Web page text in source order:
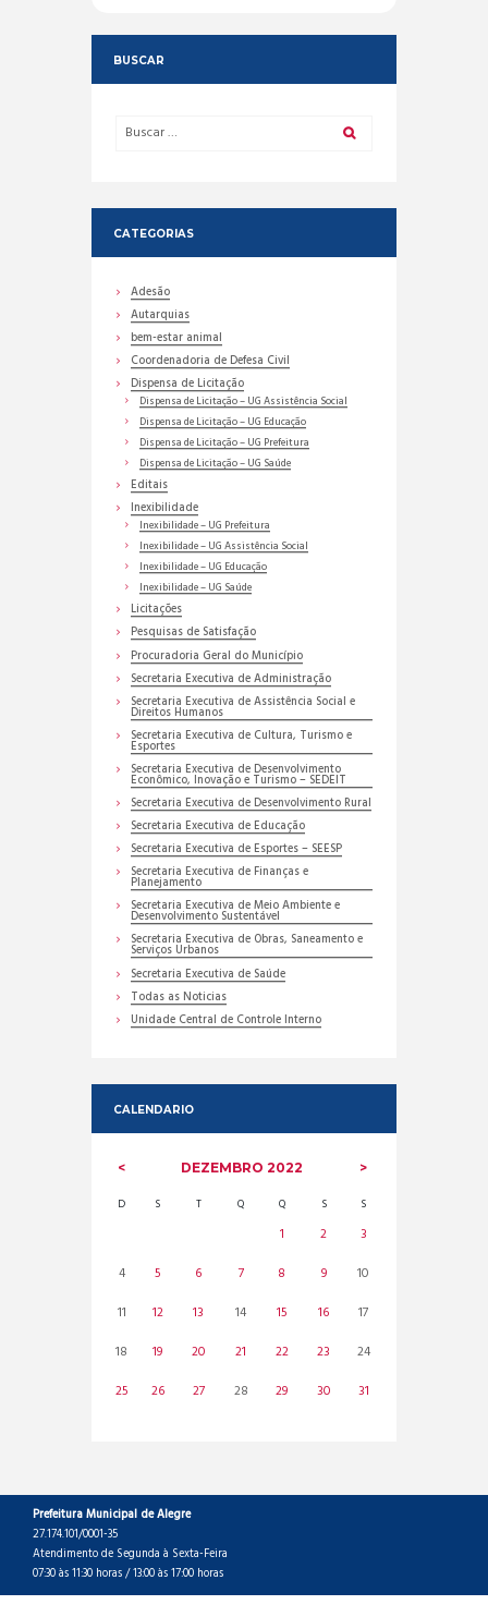
BUSCAR
CATEGORIAS
Adesão
Autarquias
bem-estar animal
Coordenadoria de Defesa Civil
Dispensa de Licitação
Dispensa de Licitação – UG Assistência Social
Dispensa de Licitação – UG Educação
Dispensa de Licitação – UG Prefeitura
Dispensa de Licitação – UG Saúde
Editais
Inexibilidade
Inexibilidade – UG Prefeitura
Inexibilidade – UG Assistência Social
Inexibilidade – UG Educação
Inexibilidade – UG Saúde
Licitações
Pesquisas de Satisfação
Procuradoria Geral do Município
Secretaria Executiva de Administração
Secretaria Executiva de Assistência Social e
Direitos Humanos
Secretaria Executiva de Cultura, Turismo e
Esportes
Secretaria Executiva de Desenvolvimento
Econômico, Inovação e Turismo – SEDEIT
Secretaria Executiva de Desenvolvimento Rural
Secretaria Executiva de Educação
Secretaria Executiva de Esportes – SEESP
Secretaria Executiva de Finanças e
Planejamento
Secretaria Executiva de Meio Ambiente e
Desenvolvimento Sustentável
Secretaria Executiva de Obras, Saneamento e
Serviços Urbanos
Secretaria Executiva de Saúde
Todas as Noticias
Unidade Central de Controle Interno
CALENDARIO
DEZEMBRO2022
D S T Q Q S S
1 2
3
4
5 6 7 8 9
10
11
12 13 14 15 16
17
18
19 20 21 22 23
24
25
26 27 28 29 30 31
Prefeitura Municipal de Alegre
27.174.101/0001-35
Atendimento de Segunda à Sexta-Feira
07:30 às 11:30 horas / 13:00 às 17:00 horas